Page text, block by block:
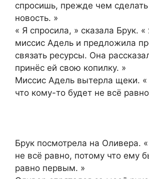
спросишь, прежде чем сделать
новость. »
« Я спросила, » сказала Брук.
миссис Адель и предложила
связать ресурсы. Она
принёс ей свою копилку. »
Миссис Адель вытерла щеки.
что кому-то будет не всё
Брук посмотрела на Оливера.
не всё равно, потому что ему
равно первым. »